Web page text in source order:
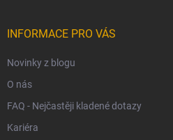
INFORMACE PRO VÁS
Novinky z blogu
O nás
FAQ - Nejčastěji kladené dotazy
Kariéra